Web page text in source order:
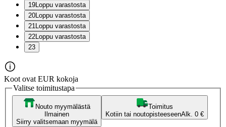
19Loppu varastosta
20Loppu varastosta
21 Loppu varastosta
22Loppu varastosta
23
Koot ovat EUR kokoja
Valitse toimitustapa
Nouto myymälästä
Ilmainen
Siirry valitsemaan myymälä
Toimitus
Kotiin tai noutopisteeseenAlk. 0 €